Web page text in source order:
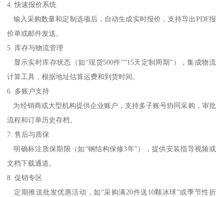
4. 快速报价系统
输入采购数量和定制选项后，自动生成实时报价，支持导出PDF报
价单或邮件发送。
5. 库存与物流管理
显示实时库存状态（如“现货500件”“15天定制周期”），集成物流
计算工具，根据地址估算运费和到货时间。
6. 多账户支持
为经销商或大型机构提供企业账户，支持多子账号协同采购，审批
流程和订单历史存档。
7. 售后与质保
明确标注质保期限（如“钢结构保修3年”），提供安装指导视频或
文档下载通道。
8. 促销专区
定期推送批发优惠活动，如“采购满20件送10颗冰球”或季节性折